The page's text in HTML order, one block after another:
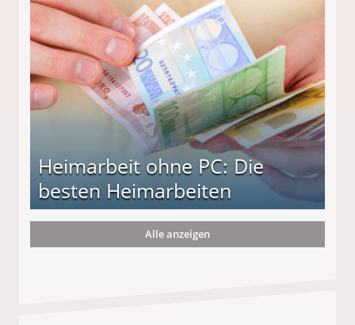
Heimarbeit ohne PC: Die
besten Heimarbeiten
Alle anzeigen